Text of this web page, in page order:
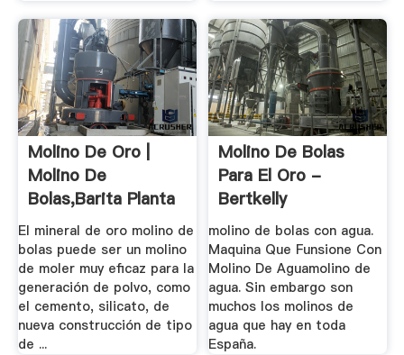
Molino De Oro |
Molino De
Bolas,Barita Planta
De ...
El mineral de oro molino de
bolas puede ser un molino
de moler muy eficaz para la
generación de polvo, como
el cemento, silicato, de
nueva construcción de tipo
de ...
Molino De Bolas
Para El Oro -
Bertkelly
molino de bolas con agua.
Maquina Que Funsione Con
Molino De Aguamolino de
agua. Sin embargo son
muchos los molinos de
agua que hay en toda
España.